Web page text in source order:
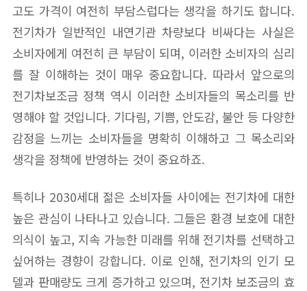
고도 가격이 여전히 부담스럽다는 생각을 하기도 합니다.
전기차가 일반적인 내연기관 차량보다 비싸다는 사실은
소비자에게 여전히 큰 부담이 되며, 이러한 소비자의 심리
를 잘 이해하는 것이 매우 중요합니다. 따라서 앞으로의
전기차보조금 정책 역시 이러한 소비자들의 목소리를 반
영해야 할 것입니다. 기다림, 기쁨, 안도감, 불안 등 다양한
감정을 느끼는 소비자들을 명확히 이해하고 그 목소리와
생각을 정책에 반영하는 것이 중요하죠.
특히나 2030세대 젊은 소비자들 사이에는 전기차에 대한
높은 관심이 나타나고 있습니다. 그들은 환경 보호에 대한
의식이 높고, 지속 가능한 미래를 위해 전기차를 선택하고
싶어하는 경향이 강합니다. 이로 인해, 전기차의 인기 모
델과 판매량도 크게 증가하고 있으며, 전기차 보조금의 효